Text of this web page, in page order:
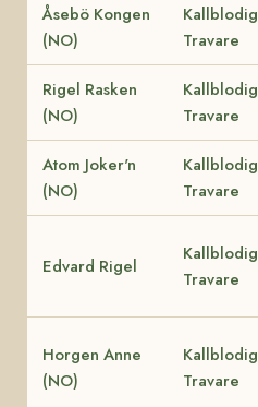
Åsebö Kongen
(NO)
Kallblodig
Travare
Rigel Rasken
(NO)
Kallblodig
Travare
Atom Joker'n
(NO)
Kallblodig
Travare
Edvard Rigel
Kallblodig
Travare
Horgen Anne
(NO)
Kallblodig
Travare